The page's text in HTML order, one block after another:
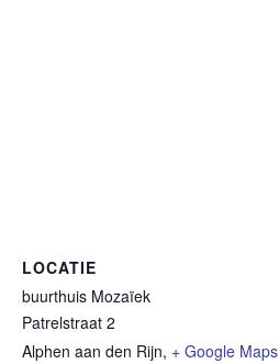
LOCATIE
buurthuis Mozaïek
Patrelstraat 2
Alphen aan den Rijn, + Google Maps